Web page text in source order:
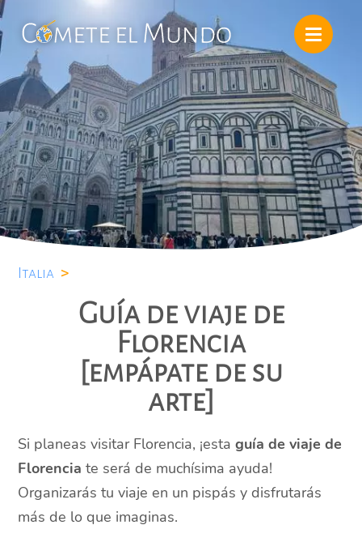
Italia >
Guía de viaje de
Florencia
[empápate de su
arte]
Si planeas visitar Florencia, ¡esta guía de viaje de
Florencia te será de muchísima ayuda!
Organizarás tu viaje en un pispás y disfrutarás
más de lo que imaginas.